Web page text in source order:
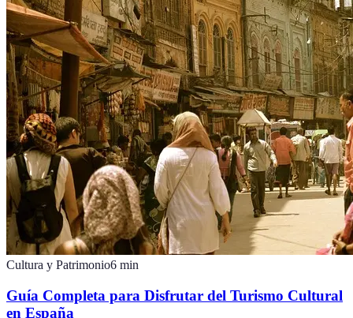
Cultura y Patrimonio6 min
Guía Completa para Disfrutar del Turismo Cultural
en España